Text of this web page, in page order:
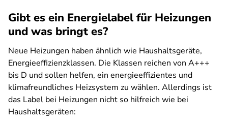
Gibt es ein Energielabel für Heizungen
und was bringt es?
Neue Heizungen haben ähnlich wie Haushaltsgeräte,
Energieeffizienzklassen. Die Klassen reichen von A+++
bis D und sollen helfen, ein energieeffizientes und
klimafreundliches Heizsystem zu wählen. Allerdings ist
das Label bei Heizungen nicht so hilfreich wie bei
Haushaltsgeräten: